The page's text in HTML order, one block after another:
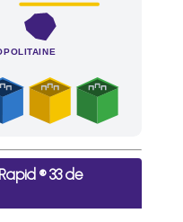
métropolitaine dès l'achat
® 33 de